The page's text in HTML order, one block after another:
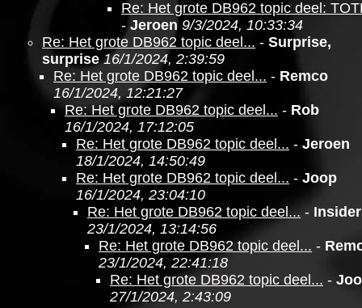
Re: Het grote DB962 topic deel:
-Jeroen 9/3/2024, 10:33:34
Re: Het grote DB962 topic deel... - Surprise,
surprise 16/1/2024, 2:39:59
Re: Het grote DB962 topic deel... - Remco
16/1/2024, 12:21:27
Re: Het grote DB962 topic deel... - Rob
16/1/2024, 17:12:05
Re: Het grote DB962 topic deel... - Jeroen
18/1/2024, 14:50:49
Re: Het grote DB962 topic deel... - Joop
16/1/2024, 23:04:10
Re: Het grote DB962 topic deel... - Insider
23/1/2024, 13:14:56
Re: Het grote DB962 topic deel... -
23/1/2024, 22:41:18
Re: Het grote DB962 topic deel... -
27/1/2024, 2:43:09